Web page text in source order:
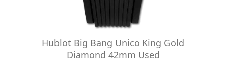
Hublot Big Bang Unico King Gold
Diamond 42mm Used